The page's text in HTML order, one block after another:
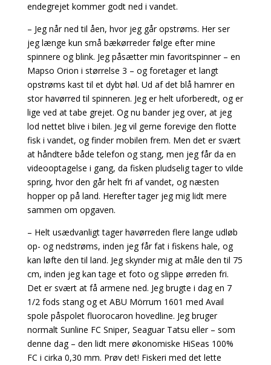
endegrejet kommer godt ned i vandet.
– Jeg når ned til åen, hvor jeg går opstrøms. Her ser
jeg længe kun små bækørreder følge efter mine
spinnere og blink. Jeg påsætter min favoritspinner – en
Mapso Orion i størrelse 3 – og foretager et langt
opstrøms kast til et dybt høl. Ud af det blå hamrer en
stor havørred til spinneren. Jeg er helt uforberedt, og er
lige ved at tabe grejet. Og nu bander jeg over, at jeg
lod nettet blive i bilen. Jeg vil gerne forevige den flotte
fisk i vandet, og finder mobilen frem. Men det er svært
at håndtere både telefon og stang, men jeg får da en
videooptagelse i gang, da fisken pludselig tager to vilde
spring, hvor den går helt fri af vandet, og næsten
hopper op på land. Herefter tager jeg mig lidt mere
sammen om opgaven.
– Helt usædvanligt tager havørreden flere lange udløb
op- og nedstrøms, inden jeg får fat i fiskens hale, og
kan løfte den til land. Jeg skynder mig at måle den til 75
cm, inden jeg kan tage et foto og slippe ørreden fri.
Det er svært at få armene ned. Jeg brugte i dag en 7
1/2 fods stang og et ABU Mörrum 1601 med Avail
spole påspolet fluorocaron hovedline. Jeg bruger
normalt Sunline FC Sniper, Seaguar Tatsu eller – som
denne dag – den lidt mere økonomiske HiSeas 100%
FC i cirka 0,30 mm. Prøv det! Fiskeri med det lette